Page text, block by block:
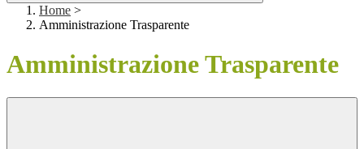
Home >
Amministrazione Trasparente
Amministrazione Trasparente